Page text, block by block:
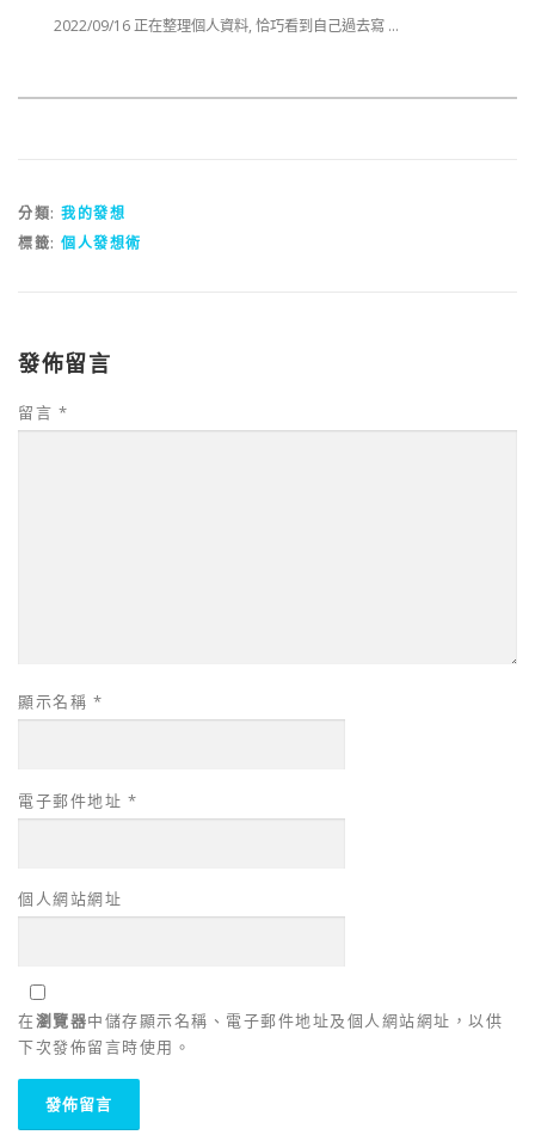
2022/09/16 正在整理個人資料, 恰巧看到自己過去寫 …
分類: 我的發想
標籤: 個人發想術
發佈留言
留言 *
顯示名稱 *
電子郵件地址 *
個人網站網址
在瀏覽器中儲存顯示名稱、電子郵件地址及個人網站網址，以供
下次發佈留言時使用。